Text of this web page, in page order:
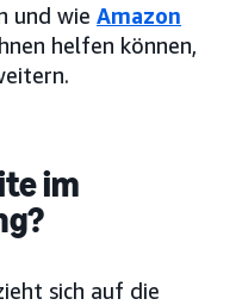
und wie Amazon
helfen können,
im
sich auf die